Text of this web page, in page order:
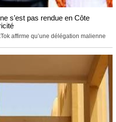
s’est pas rendue en Côte
affirme qu’une délégation malienne